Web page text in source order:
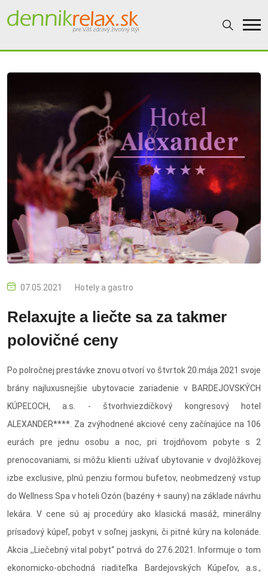
07.05.2021 Hotely a gastro
Relaxujte a liečte sa za takmer
polovičné ceny
Po polročnej prestávke znovu otvorí vo štvrtok 20.mája 2021 svoje
brány najluxusnejšie ubytovacie zariadenie v BARDEJOVSKÝCH
KÚPEĽOCH, a.s. - štvorhviezdičkový kongresový hotel
ALEXANDER****. Za zvýhodnené akciové ceny začínajúce na 106
eurách pre jednu osobu a noc, pri trojdňovom pobyte s 2
prenocovaniami, si môžu klienti užívať ubytovanie v dvojlôžkovej
izbe exclusive, plnú penziu formou bufetov, neobmedzený vstup
do Wellness Spa v hoteli Ozón (bazény + sauny) na základe návrhu
lekára. V cene sú aj procedúry ako klasická masáž, minerálny
prísadový kúpeľ, pobyt v soľnej jaskyni, či pitné kúry na kolonáde.
Akcia ,,Liečebný vital pobyt“ potrvá do 27.6.2021. Informuje o tom
ekonomicko-obchodná riaditeľka Bardejovských Kúpeľov, a.s.,